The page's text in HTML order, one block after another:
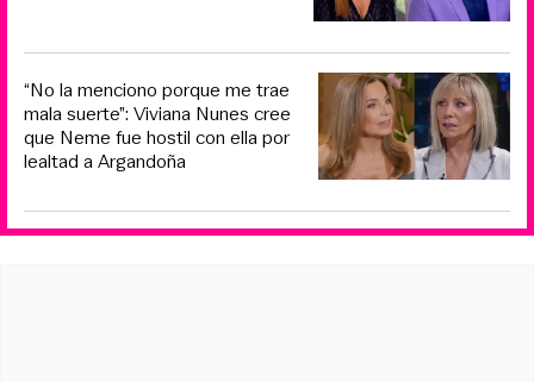
“No la menciono porque me trae
mala suerte”: Viviana Nunes cree
que Neme fue hostil con ella por
lealtad a Argandoña